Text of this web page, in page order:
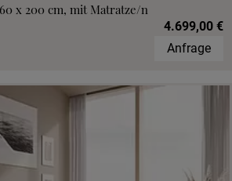
x 200 cm, mit Matratze/n
4.699,00 €
Anfrage